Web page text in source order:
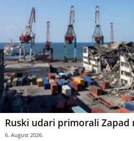
Ruski udari primorali Zapad
6. August 2026.